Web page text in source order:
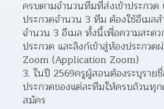
ครบตามจำนวนทีมที่ส่งเข้าประกวด
ประกวดจำนวน 3 ทีม ต้องใช้อีเมล
จำนวน 3 อีเมล ทั้งนี้เพื่อความสะด
ประกวด และลิงก์เข้าสู่ห้องประกว
Zoom (Application Zoom)
ในปี 2569ครูผู้สอนต้องระบุราย
ประกวดของแต่ละทีมให้ครบถ้วนทุ
สมัคร